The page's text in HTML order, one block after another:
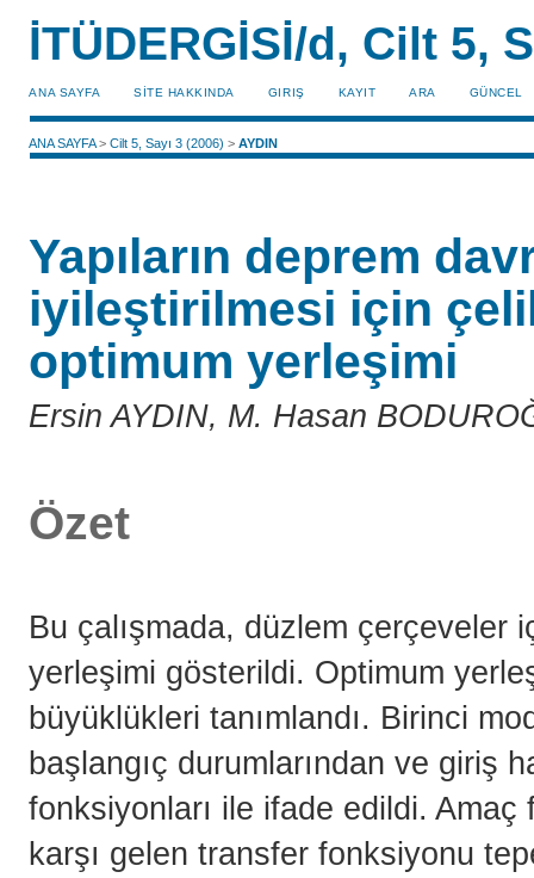
İTÜDERGİSİ/d, Cilt 5,
ANA SAYFA SİTE HAKKINDA GIRIŞ KAYIT ARA GÜNCEL
ANA SAYFA>Cilt 5, Sayı 3 (2006) >AYDIN
Yapıların deprem
iyileştirilmesi için
optimum yerleşimi
Ersin AYDIN, M. Hasan
Özet
Bu çalışmada, düzlem çerçeveler
yerleşimi gösterildi. Optimum
büyüklükleri tanımlandı. Birinci
başlangıç durumlarından ve giriş
fonksiyonları ile ifade edildi. Amaç
karşı gelen transfer fonksiyonu